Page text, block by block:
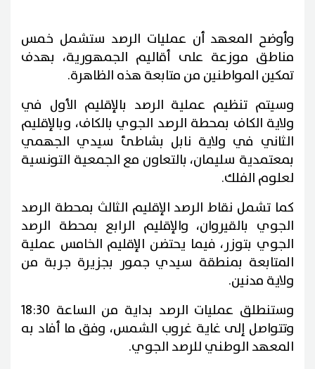
وأوضح المعهد أن عمليات الرصد ستشمل خمس
مناطق موزعة على أقاليم الجمهورية، بهدف
تمكين المواطنين من متابعة هذه الظاهرة.
وسيتم تنظيم عملية الرصد بالإقليم الأول في
ولاية الكاف بمحطة الرصد الجوي بالكاف، وبالإقليم
الثاني في ولاية نابل بشاطئ سيدي الجهمي
بمعتمدية سليمان، بالتعاون مع الجمعية التونسية
لعلوم الفلك.
كما تشمل نقاط الرصد الإقليم الثالث بمحطة الرصد
الجوي بالقيروان، والإقليم الرابع بمحطة الرصد
الجوي بتوزر، فيما يحتضن الإقليم الخامس عملية
المتابعة بمنطقة سيدي جمور بجزيرة جربة من
ولاية مدنين.
وستنطلق عمليات الرصد بداية من الساعة 18:30
وتتواصل إلى غاية غروب الشمس، وفق ما أفاد به
المعهد الوطني للرصد الجوي.